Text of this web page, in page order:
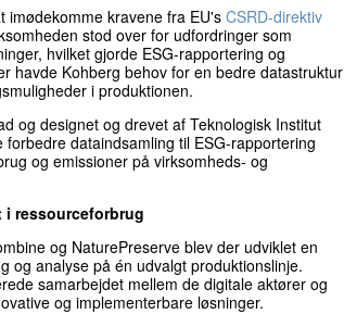
imødekomme kravene fra EU's CSRD-direktiv
stod over for udfordringer som
hvilket gjorde ESG-rapportering og
havde Kohberg behov for en bedre datastruktur
i produktionen.
og designet og drevet af Teknologisk Institut
dataindsamling til ESG-rapportering
og emissioner på virksomheds- og
i ressourceforbrug
og NaturePreserve blev der udviklet en
og analyse på én udvalgt produktionslinje.
samarbejdet mellem de digitale aktører og
og implementerbare løsninger.